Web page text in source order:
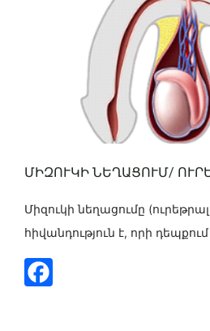
ՄԻԶՈՒԿԻ ՆԵՂԱՑՈՒՄ/
Միզուկի նեղացումը
հիվանդություն է, որի դեպքում
մեզը միզապարկից դեպի
նեղանում է որևէ հատվածում։